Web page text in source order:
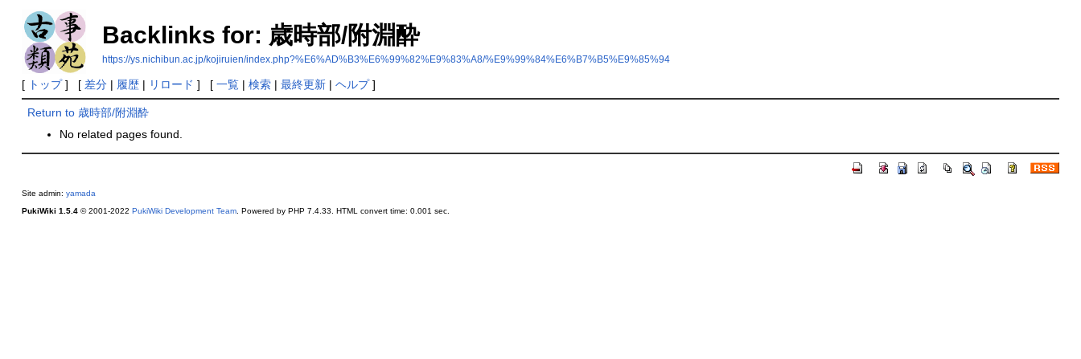
Backlinks for: 歳時部/附淵酔
https://ys.nichibun.ac.jp/kojiruien/index.php?%E6%AD%B3%E6%99%82%E9%83%A8/%E9%99%84%E6%B7%B5%E9%85%94
[ トップ] [ 差分| 履歴| リロード ] [ 一覧| 検索| 最終更新| ヘルプ]
Return to 歳時部/附淵酔
No related pages found.
Site admin: yamada
PukiWiki 1.5.4© 2001-2022 PukiWiki Development Team. Powered by PHP 7.4.33. HTML convert time: 0.001 sec.